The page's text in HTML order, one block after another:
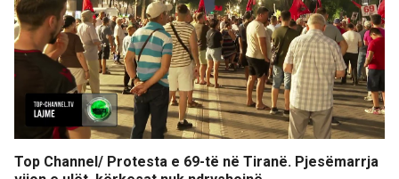
Top Channel/ Protesta e 69-të në Tiranë. Pjesëmarrja